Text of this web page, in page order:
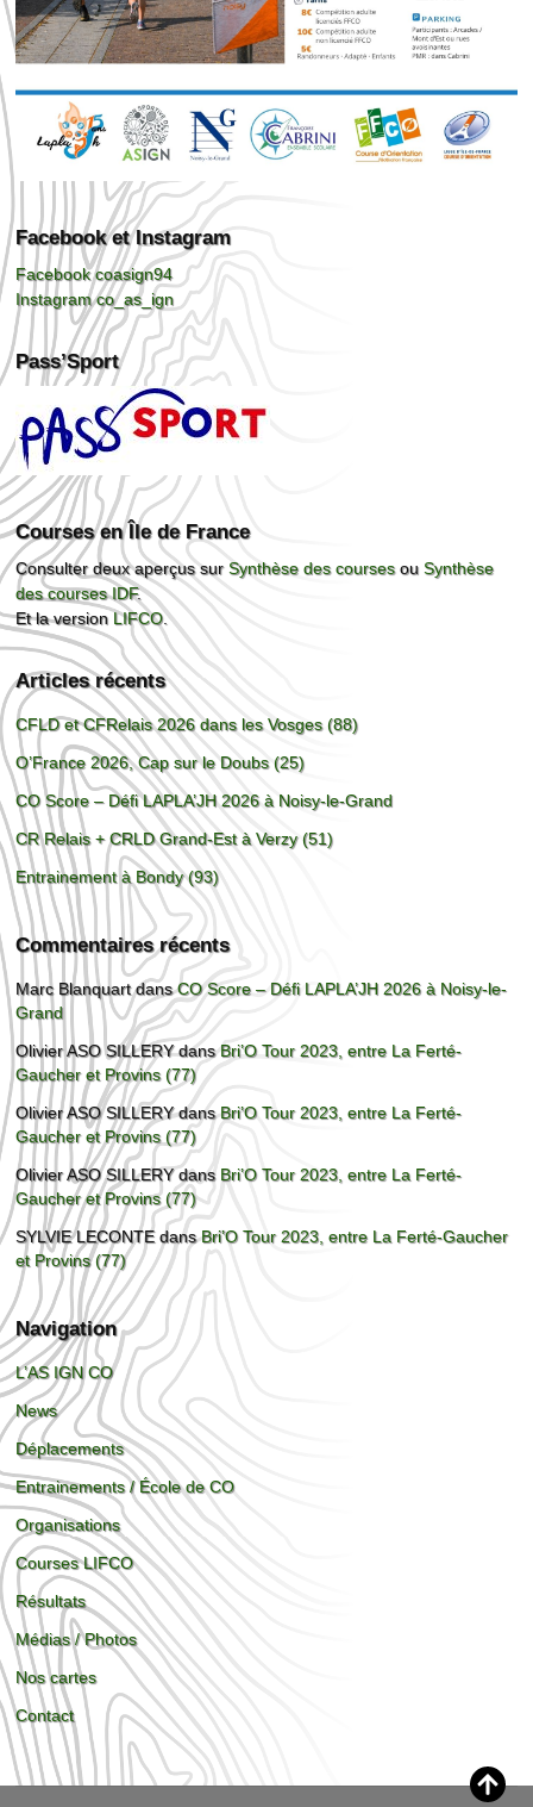
Facebook et Instagram
Facebook coasign94
Instagram co_as_ign
Pass’Sport
Courses en Île de France
Consulter deux aperçus surSynthèse des coursesouSynthèse
des courses IDF.
Et la versionLIFCO.
Articles récents
CFLD et CFRelais 2026 dans les Vosges (88)
O’France 2026, Cap sur le Doubs (25)
CO Score – Défi LAPLA’JH 2026 à Noisy-le-Grand
CR Relais + CRLD Grand-Est à Verzy (51)
Entrainement à Bondy (93)
Commentaires récents
Marc BlanquartdansCO Score – Défi LAPLA’JH 2026 à Noisy-le-
Grand
Olivier ASO SILLERYdansBri’O Tour 2023, entre La Ferté-
Gaucher et Provins (77)
Olivier ASO SILLERYdansBri’O Tour 2023, entre La Ferté-
Gaucher et Provins (77)
Olivier ASO SILLERYdans Bri’O Tour 2023, entre La Ferté-
Gaucher et Provins (77)
SYLVIE LECONTEdansBri’O Tour 2023, entre La Ferté-Gaucher
et Provins (77)
Navigation
L’AS IGN CO
News
Déplacements
Entrainements / École de CO
Organisations
Courses LIFCO
Résultats
Médias / Photos
Nos cartes
Contact